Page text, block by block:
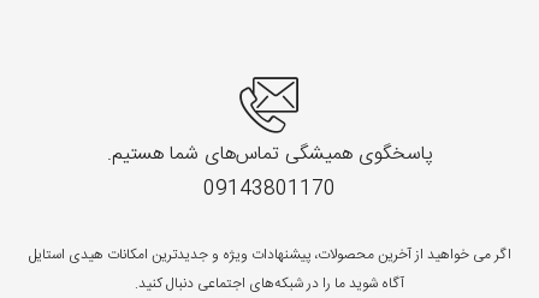
پاسخگوی همیشگی تماس‌های شما هستیم.
09143801170
اگر می خواهید از آخرین محصولات، پیشنهادات ویژه و جدیدترین امکانات هیدی استایل
آگاه شوید ما را در شبکه‌های اجتماعی دنبال کنید.